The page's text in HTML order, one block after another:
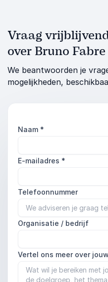
Vraag
over Bruno Fabre
We beantwoorden je
mogelijkheden,
Naam *
E-mailadres *
Telefoonnummer
Organisatie / bedrijf
Vertel ons meer over